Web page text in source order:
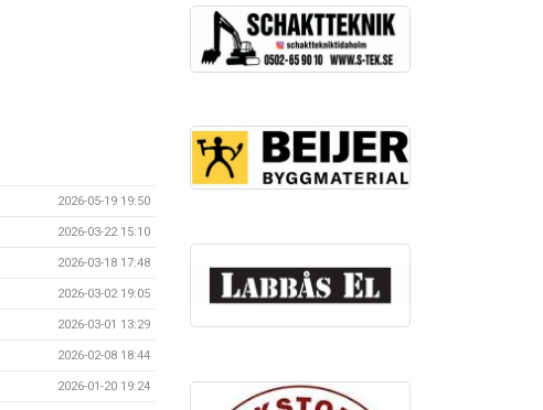
2026-05-19 19:50
2026-03-22 15:10
2026-03-18 17:48
2026-03-02 19:05
2026-03-01 13:29
2026-02-08 18:44
2026-01-20 19:24